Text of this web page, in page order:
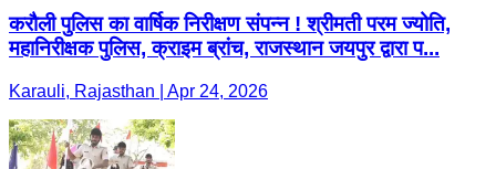
करौली पुलिस का वार्षिक निरीक्षण संपन्न ! श्रीमती परम ज्योति,
महानिरीक्षक पुलिस, क्राइम ब्रांच, राजस्थान जयपुर द्वारा प...
Karauli, Rajasthan | Apr 24, 2026